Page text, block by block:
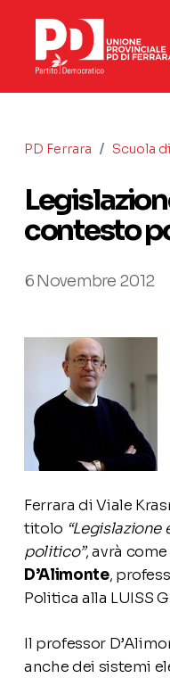
PD Ferrara / Scuola
contesto
6 Novembre 2012
Ferrara di Viale
titolo
politico”, avrà
D’Alimonte,
Politica alla LUISS
Il professor
anche dei sistemi